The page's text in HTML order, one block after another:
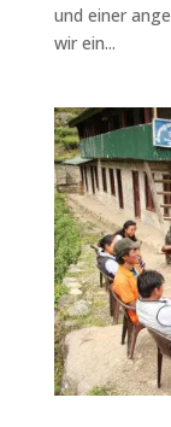
und einer
wir ein...